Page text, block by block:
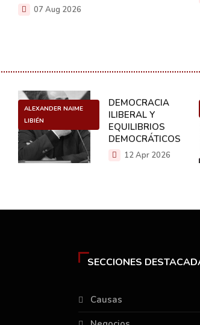
07 Aug 2026
ALEXANDER NAIME
LIBIÉN
DEMOCRACIA
ILIBERAL Y
EQUILIBRIOS
DEMOCRÁTICOS
12 Apr 2026
SECCIONES
Causas